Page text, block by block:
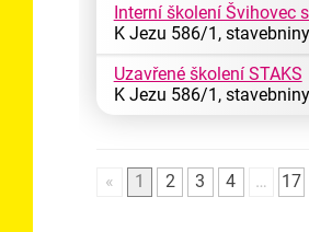
Interní školení Švihovec
K Jezu 586/1,
Uzavřené školení STAKS
K Jezu 586/1,
« 1 2 3 4 … 17